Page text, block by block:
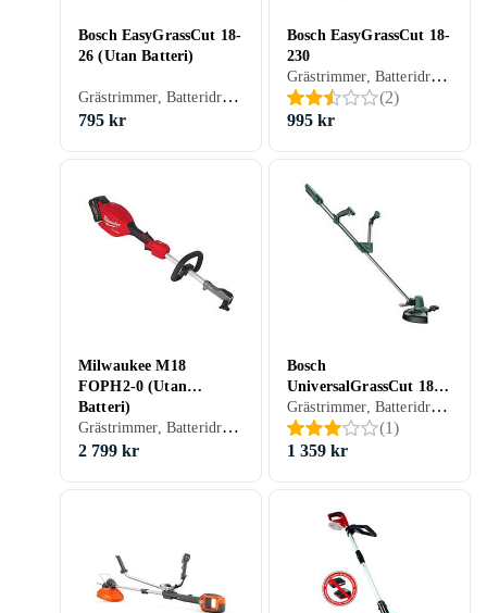
Bosch EasyGrassCut 18-
26 (Utan Batteri)
Grästrimmer, Batteridriven
795 kr
Bosch EasyGrassCut 18-
230
Grästrimmer, Batteridriven
(2)
995 kr
Milwaukee M18
FOPH2-0 (Utan
Batteri)
Grästrimmer, Batteridriven
2 799 kr
Bosch
UniversalGrassCut 18-
26
Grästrimmer, Batteridriven
(1)
1 359 kr